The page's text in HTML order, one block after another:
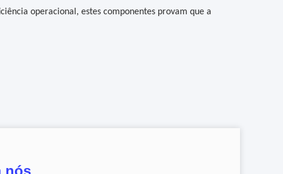
operacional, estes componentes provam que a
nós